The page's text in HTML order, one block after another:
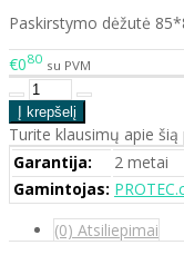
Paskirstymo dėžutė
€080 su PVM
Turite klausimų apie šią
Garantija:
2 metai
Gamintojas:
(0) Atsiliepimai